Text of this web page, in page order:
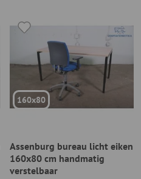
160x80
Assenburg bureau licht eiken
160x80 cm handmatig
verstelbaar